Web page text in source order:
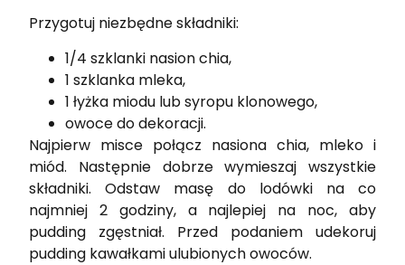
Przygotuj niezbędne składniki:
1/4 szklanki nasion chia,
1 szklanka mleka,
1 łyżka miodu lub syropu klonowego,
owoce do dekoracji.
Najpierw misce połącz nasiona chia, mleko i
miód. Następnie dobrze wymieszaj wszystkie
składniki. Odstaw masę do lodówki na co
najmniej 2 godziny, a najlepiej na noc, aby
pudding zgęstniał. Przed podaniem udekoruj
pudding kawałkami ulubionych owoców.